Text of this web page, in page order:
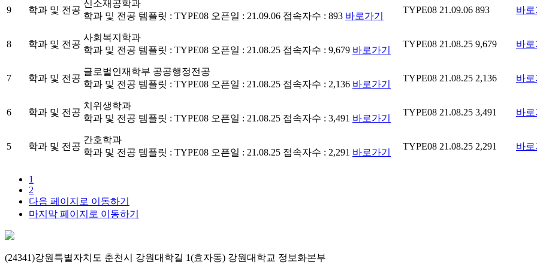
9 학과 및 전공
신소재공학과
학과 및 전공 템플릿 : TYPE08 오픈일 : 21.09.06 접속자수 : 893 바로가기
TYPE08 21.09.06 893 바로
8 학과 및 전공
사회복지학과
학과 및 전공 템플릿 : TYPE08 오픈일 : 21.08.25 접속자수 : 9,679 바로가기
TYPE08 21.08.25 9,679 바로
7 학과 및 전공
글로벌인재학부 공공행정전공
학과 및 전공 템플릿 : TYPE08 오픈일 : 21.08.25 접속자수 : 2,136 바로가기
TYPE08 21.08.25 2,136 바로
6 학과 및 전공
치위생학과
학과 및 전공 템플릿 : TYPE08 오픈일 : 21.08.25 접속자수 : 3,491 바로가기
TYPE08 21.08.25 3,491 바로
5 학과 및 전공
간호학과
학과 및 전공 템플릿 : TYPE08 오픈일 : 21.08.25 접속자수 : 2,291 바로가기
TYPE08 21.08.25 2,291 바로
1
2
다음 페이지로 이동하기
마지막 페이지로 이동하기
(24341)강원특별자치도 춘천시 강원대학길 1(효자동) 강원대학교 정보화본부